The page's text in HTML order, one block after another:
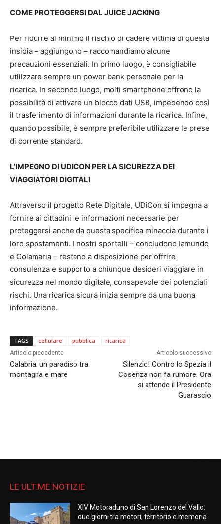
COME PROTEGGERSI DAL JUICE JACKING
Per ridurre al minimo il rischio di cadere vittima di questa
insidia – aggiungono – raccomandiamo alcune
precauzioni essenziali. In primo luogo, è consigliabile
utilizzare sempre un power bank personale per la
ricarica. In secondo luogo, molti smartphone offrono la
possibilità di attivare un blocco dati USB, impedendo così
il trasferimento di informazioni durante la ricarica. Infine,
quando possibile, è sempre preferibile utilizzare le prese
di corrente standard.
L’IMPEGNO DI UDICON PER LA SICUREZZA DEI
VIAGGIATORI DIGITALI
Attraverso il progetto Rete Digitale, UDiCon si impegna a
fornire ai cittadini le informazioni necessarie per
proteggersi anche da questa specifica minaccia durante i
loro spostamenti. I nostri sportelli – concludono Iamundo
e Colamaria – restano a disposizione per offrire
consulenza e supporto a chiunque desideri viaggiare in
sicurezza nel mondo digitale, consapevole dei potenziali
rischi. Una ricarica sicura inizia sempre da una buona
informazione.
TAGS cellulare pubblica ricarica
Articolo precedente
Calabria: un paradiso tra
montagna e mare
Articolo successivo
Silenzio! Contro lo Spezia il
Cosenza non fa rumore. Ora
si attende il Presidente
Guarascio
LE ULTIME NOTIZIE
XIV Motoraduno di San Lorenzo del Vallo:
due giorni tra motori, territorio e memoria